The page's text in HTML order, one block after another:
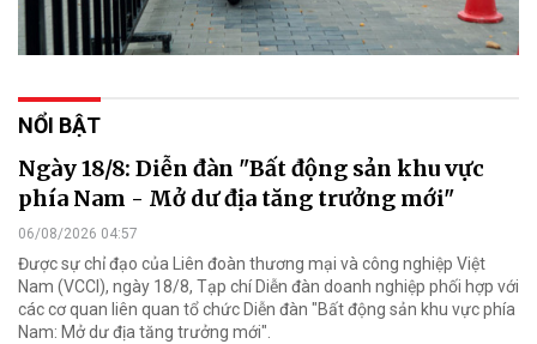
NỔI BẬT
Ngày 18/8: Diễn đàn "Bất động sản khu vực
phía Nam - Mở dư địa tăng trưởng mới"
06/08/2026 04:57
Được sự chỉ đạo của Liên đoàn thương mại và công nghiệp Việt
Nam (VCCI), ngày 18/8, Tạp chí Diễn đàn doanh nghiệp phối hợp với
các cơ quan liên quan tổ chức Diễn đàn "Bất động sản khu vực phía
Nam: Mở dư địa tăng trưởng mới".